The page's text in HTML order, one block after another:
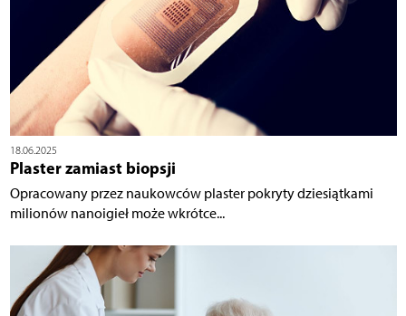
18.06.2025
Plaster zamiast biopsji
Opracowany przez naukowców plaster pokryty dziesiątkami
milionów nanoigieł może wkrótce...